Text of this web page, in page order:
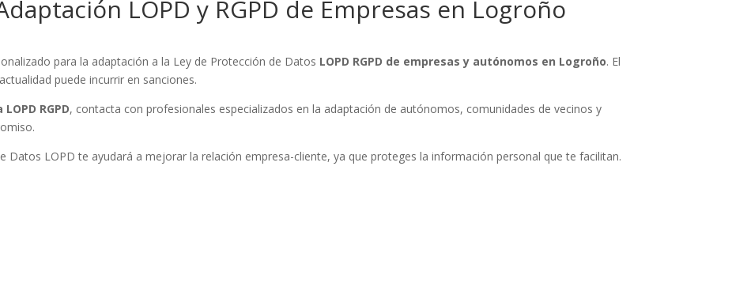
LOPD y RGPD de Empresas en Logroño
para la adaptación a la Ley de Protección de Datos LOPD RGPD de empresas y autónomos en Logroño. El
puede incurrir en sanciones.
RGPD, contacta con profesionales especializados en la adaptación de autónomos, comunidades de vecinos y
Datos LOPD te ayudará a mejorar la relación empresa-cliente, ya que proteges la información personal que te facilitan.